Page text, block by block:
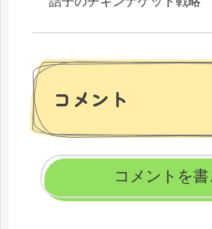
コメント
コメントを